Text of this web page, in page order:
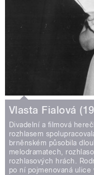
Vlasta Fialová
Divadelní a filmová
rozhlasem
brněnském působila
melodramatech,
rozhlasových hrách.
po ní pojmenovaná ulice